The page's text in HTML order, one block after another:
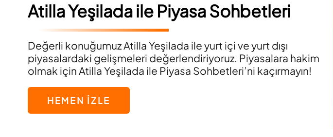
Atilla Yeşilada ile Piyasa Sohbetleri
Değerli konuğumuz Atilla Yeşilada ile yurt içi ve yurt dışı
piyasalardaki gelişmeleri değerlendiriyoruz. Piyasalara hakim
olmak için Atilla Yeşilada ile Piyasa Sohbetleri’ni kaçırmayın!
HEMEN İZLE